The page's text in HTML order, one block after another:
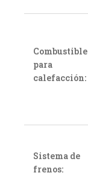
Combustible
para
calefacción:
Sistema de
frenos: